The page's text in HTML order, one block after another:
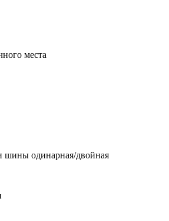
места
шины одинарная/двойная